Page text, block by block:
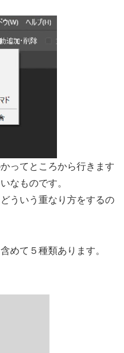
ってところから行きます
なものです。
ういう重なり方をするの
めて５種類あります。